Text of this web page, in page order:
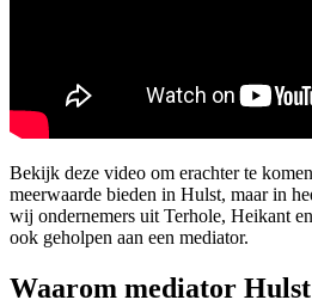
Bekijk deze video om erachter te
meerwaarde bieden in Hulst, maar in
wij ondernemers uit Terhole, Heikant
ook geholpen aan een mediator.
Waarom mediator Hulst